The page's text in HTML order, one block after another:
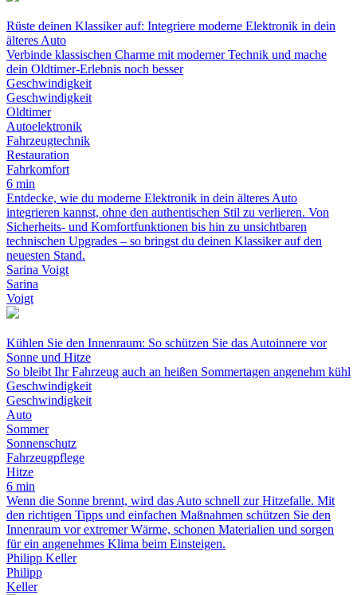
Rüste deinen Klassiker auf: Integriere moderne Elektronik in dein
älteres Auto
Verbinde klassischen Charme mit moderner Technik und mache
dein Oldtimer-Erlebnis noch besser
Geschwindigkeit
Geschwindigkeit
Oldtimer
Autoelektronik
Fahrzeugtechnik
Restauration
Fahrkomfort
6 min
Entdecke, wie du moderne Elektronik in dein älteres Auto
integrieren kannst, ohne den authentischen Stil zu verlieren. Von
Sicherheits- und Komfortfunktionen bis hin zu unsichtbaren
technischen Upgrades – so bringst du deinen Klassiker auf den
neuesten Stand.
Sarina Voigt
Sarina
Voigt
Kühlen Sie den Innenraum: So schützen Sie das Autoinnere vor
Sonne und Hitze
So bleibt Ihr Fahrzeug auch an heißen Sommertagen angenehm kühl
Geschwindigkeit
Geschwindigkeit
Auto
Sommer
Sonnenschutz
Fahrzeugpflege
Hitze
6 min
Wenn die Sonne brennt, wird das Auto schnell zur Hitzefalle. Mit
den richtigen Tipps und einfachen Maßnahmen schützen Sie den
Innenraum vor extremer Wärme, schonen Materialien und sorgen
für ein angenehmes Klima beim Einsteigen.
Philipp Keller
Philipp
Keller